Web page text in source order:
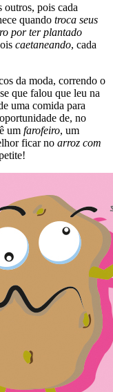
pois cada
quando troca seus
por ter plantado
caetaneando, cada
da moda, correndo o
que falou que leu na
uma comida para
de, no
um farofeiro, um
ficar no arroz com